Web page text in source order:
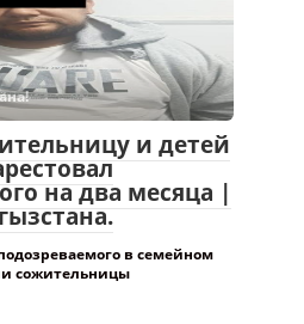
и детей
на два месяца |
в семейном
сожительницы